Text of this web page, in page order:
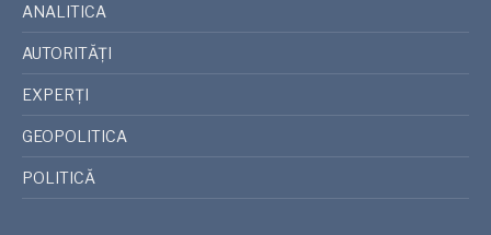
ANALITICA
AUTORITĂȚI
EXPERȚI
GEOPOLITICA
POLITICĂ